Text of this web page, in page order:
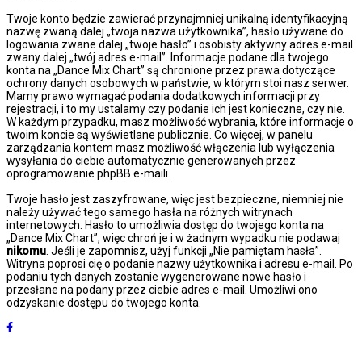
Twoje konto będzie zawierać przynajmniej unikalną identyfikacyjną
nazwę zwaną dalej „twoja nazwa użytkownika”, hasło używane do
logowania zwane dalej „twoje hasło” i osobisty aktywny adres e-mail
zwany dalej „twój adres e-mail”. Informacje podane dla twojego
konta na „Dance Mix Chart” są chronione przez prawa dotyczące
ochrony danych osobowych w państwie, w którym stoi nasz serwer.
Mamy prawo wymagać podania dodatkowych informacji przy
rejestracji, i to my ustalamy czy podanie ich jest konieczne, czy nie.
W każdym przypadku, masz możliwość wybrania, które informacje o
twoim koncie są wyświetlane publicznie. Co więcej, w panelu
zarządzania kontem masz możliwość włączenia lub wyłączenia
wysyłania do ciebie automatycznie generowanych przez
oprogramowanie phpBB e-maili.
Twoje hasło jest zaszyfrowane, więc jest bezpieczne, niemniej nie
należy używać tego samego hasła na różnych witrynach
internetowych. Hasło to umożliwia dostęp do twojego konta na
„Dance Mix Chart”, więc chroń je i w żadnym wypadku nie podawaj
nikomu . Jeśli je zapomnisz, użyj funkcji „Nie pamiętam hasła”.
Witryna poprosi cię o podanie nazwy użytkownika i adresu e-mail. Po
podaniu tych danych zostanie wygenerowane nowe hasło i
przesłane na podany przez ciebie adres e-mail. Umożliwi ono
odzyskanie dostępu do twojego konta.